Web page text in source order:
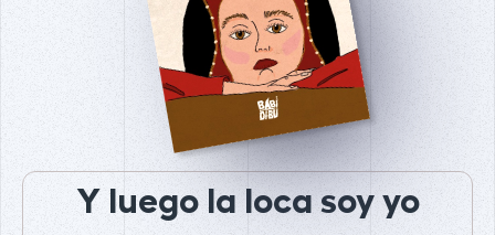
Y luego la loca soy yo